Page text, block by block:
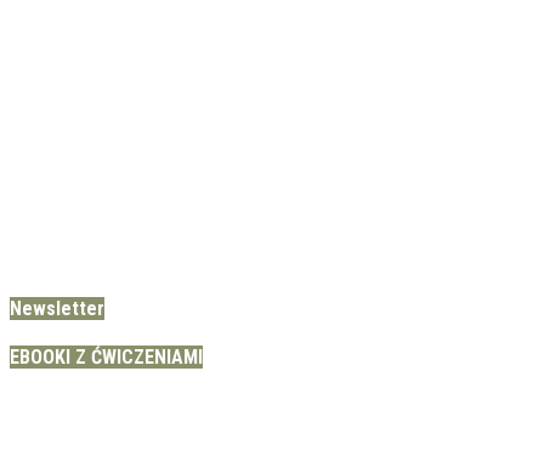
Newsletter
EBOOKI Z ĆWICZENIAMI